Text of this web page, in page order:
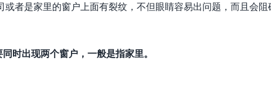
或者是家里的窗户上面有裂纹，不但眼睛容易出问题，而且会
时出现两个窗户，一般是指家里。